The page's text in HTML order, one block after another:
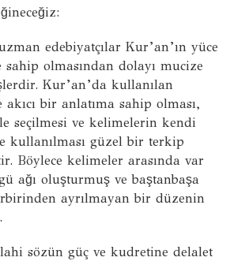
edebiyatçılar Kur’an’ın yüce
sahip olmasından dolayı mucize
Kur’an’da kullanılan
bir anlatıma sahip olması,
seçilmesi ve kelimelerin kendi
kullanılması güzel bir terkip
Böylece kelimeler arasında var
ağı oluşturmuş ve baştanbaşa
ayrılmayan bir düzenin
sözün güç ve kudretine delalet